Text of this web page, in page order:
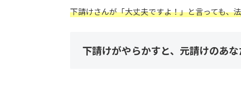
下請けさんが「大丈夫ですよ！」と言っても、
下請けがやらかすと、元請けのあ